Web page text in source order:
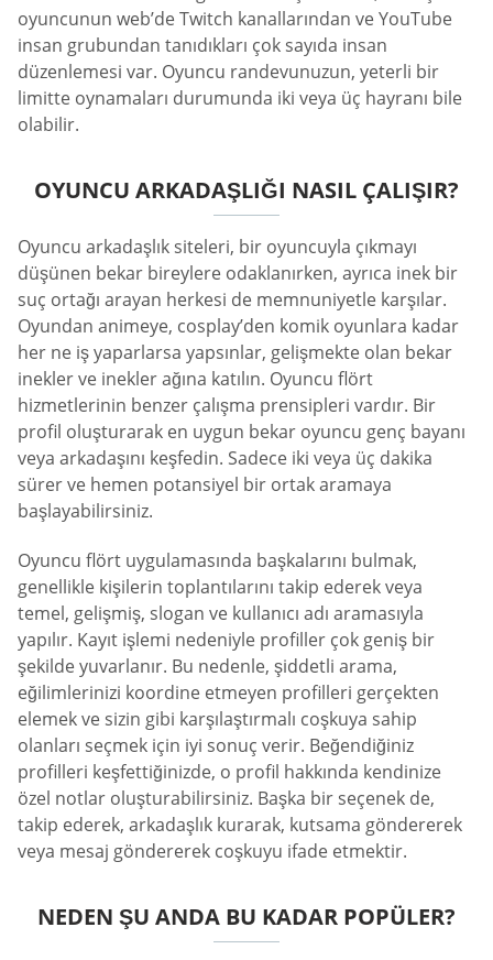
oyuncunun web’de Twitch kanallarından ve YouTube
insan grubundan tanıdıkları çok sayıda insan
düzenlemesi var. Oyuncu randevunuzun, yeterli bir
limitte oynamaları durumunda iki veya üç hayranı bile
olabilir.
OYUNCU ARKADAŞLIĞI NASIL ÇALIŞIR?
Oyuncu arkadaşlık siteleri, bir oyuncuyla çıkmayı
düşünen bekar bireylere odaklanırken, ayrıca inek bir
suç ortağı arayan herkesi de memnuniyetle karşılar.
Oyundan animeye, cosplay’den komik oyunlara kadar
her ne iş yaparlarsa yapsınlar, gelişmekte olan bekar
inekler ve inekler ağına katılın. Oyuncu flört
hizmetlerinin benzer çalışma prensipleri vardır. Bir
profil oluşturarak en uygun bekar oyuncu genç bayanı
veya arkadaşını keşfedin. Sadece iki veya üç dakika
sürer ve hemen potansiyel bir ortak aramaya
başlayabilirsiniz.
Oyuncu flört uygulamasında başkalarını bulmak,
genellikle kişilerin toplantılarını takip ederek veya
temel, gelişmiş, slogan ve kullanıcı adı aramasıyla
yapılır. Kayıt işlemi nedeniyle profiller çok geniş bir
şekilde yuvarlanır. Bu nedenle, şiddetli arama,
eğilimlerinizi koordine etmeyen profilleri gerçekten
elemek ve sizin gibi karşılaştırmalı coşkuya sahip
olanları seçmek için iyi sonuç verir. Beğendiğiniz
profilleri keşfettiğinizde, o profil hakkında kendinize
özel notlar oluşturabilirsiniz. Başka bir seçenek de,
takip ederek, arkadaşlık kurarak, kutsama göndererek
veya mesaj göndererek coşkuyu ifade etmektir.
NEDEN ŞU ANDA BU KADAR POPÜLER?